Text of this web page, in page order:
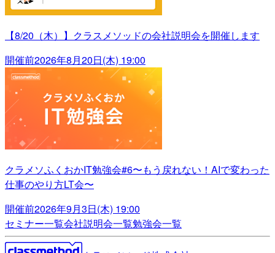
【8/20（木）】クラスメソッドの会社説明会を開催します
開催前2026年8月20日(木) 19:00
クラメソふくおかIT勉強会#6〜もう戻れない！AIで変わった
仕事のやり方LT会〜
開催前2026年9月3日(木) 19:00
セミナー一覧会社説明会一覧勉強会一覧